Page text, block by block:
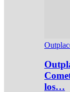
los…